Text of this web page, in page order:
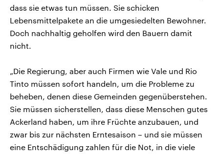
dass sie etwas tun müssen. Sie schicken
Lebensmittelpakete an die umgesiedelten Bewohner.
Doch nachhaltig geholfen wird den Bauern damit
nicht.
„Die Regierung, aber auch Firmen wie Vale und Rio
Tinto müssen sofort handeln, um die Probleme zu
beheben, denen diese Gemeinden gegenüberstehen.
Sie müssen sicherstellen, dass diese Menschen gutes
Ackerland haben, um ihre Früchte anzubauen, und
zwar bis zur nächsten Erntesaison – und sie müssen
eine Entschädigung zahlen für die Not, in die viele